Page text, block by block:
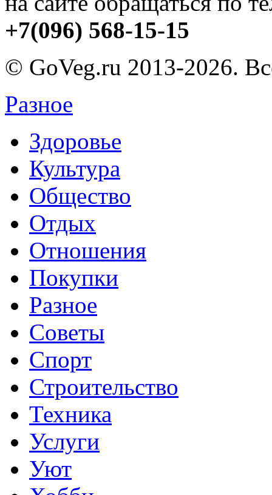
+7(096) 568-15-15
© GoVeg.ru 2013-2026.
Разное
Здоровье
Культура
Общество
Отдых
Отношения
Покупки
Разное
Советы
Спорт
Строительство
Техника
Услуги
Уют